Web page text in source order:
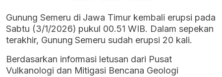
Gunung Semeru di Jawa Timur kembali erupsi pada
Sabtu (3/1/2026) pukul 00.51 WIB. Dalam sepekan
terakhir, Gunung Semeru sudah erupsi 20 kali.
Berdasarkan informasi letusan dari Pusat
Vulkanologi dan Mitigasi Bencana Geologi